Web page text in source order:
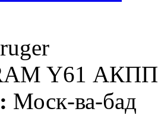
Y61 АКПП
Моск-ва-бад